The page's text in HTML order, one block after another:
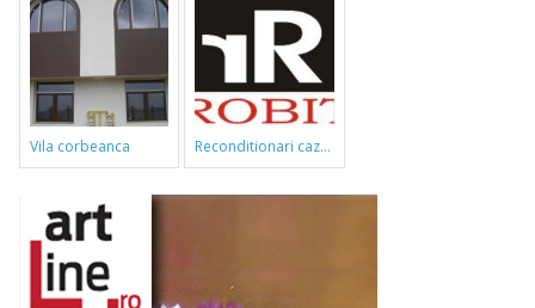
vila corbeanca reconditionari cazi de baie